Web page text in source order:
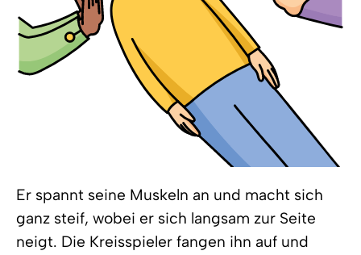
Er spannt seine Muskeln an und macht sich
ganz steif, wobei er sich langsam zur Seite
neigt. Die Kreisspieler fangen ihn auf und